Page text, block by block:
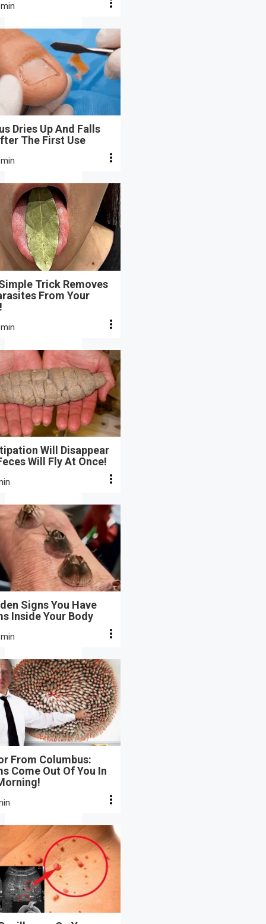
Dries Up And Falls
The First Use
Trick Removes
From Your
Will Disappear
Will Fly At Once!
Signs You Have
Inside Your Body
From Columbus:
Come Out Of You In